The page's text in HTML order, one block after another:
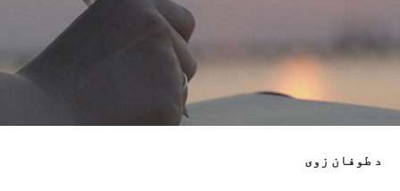
د طوفان زوی